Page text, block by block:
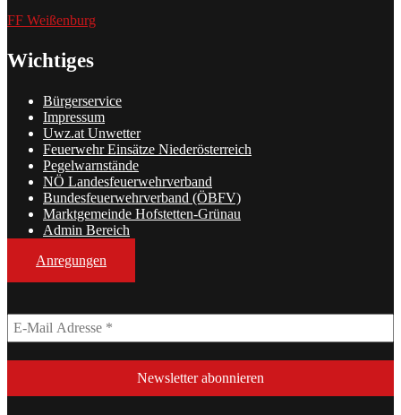
FF Weißenburg
Wichtiges
Bürgerservice
Impressum
Uwz.at Unwetter
Feuerwehr Einsätze Niederösterreich
Pegelwarnstände
NÖ Landesfeuerwehrverband
Bundesfeuerwehrverband (ÖBFV)
Marktgemeinde Hofstetten-Grünau
Admin Bereich
Anregungen